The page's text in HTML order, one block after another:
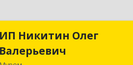
ИП Никитин Олег
Валерьевич
ИП Никитин